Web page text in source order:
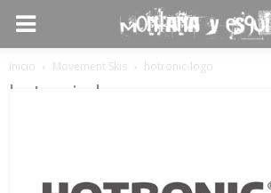
Inicio Movement Skis hotronic-logo
hotronic-logo